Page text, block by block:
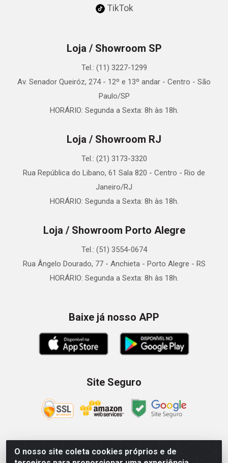
O nosso site coleta cookies próprios e de
TikTok
Loja / Showroom SP
Tel.: (11) 3227-1299
Av. Senador Queiróz, 274 - 12º e 13º andar - Centro - São
Paulo/SP
HORÁRIO: Segunda a Sexta: 8h às 18h.
Loja / Showroom RJ
Tel.: (21) 3173-3320
Rua República do Libano, 61 Sala 820 - Centro - Rio de
Janeiro/RJ
HORÁRIO: Segunda a Sexta: 8h às 18h.
Loja / Showroom Porto Alegre
Tel.: (51) 3554-0674
Rua Ângelo Dourado, 77 - Anchieta - Porto Alegre - RS
HORÁRIO: Segunda a Sexta: 8h às 18h.
Baixe já nosso APP
Site Seguro
Zein Importação e Comércio LTDA - Av. Senador Queiróz, 274